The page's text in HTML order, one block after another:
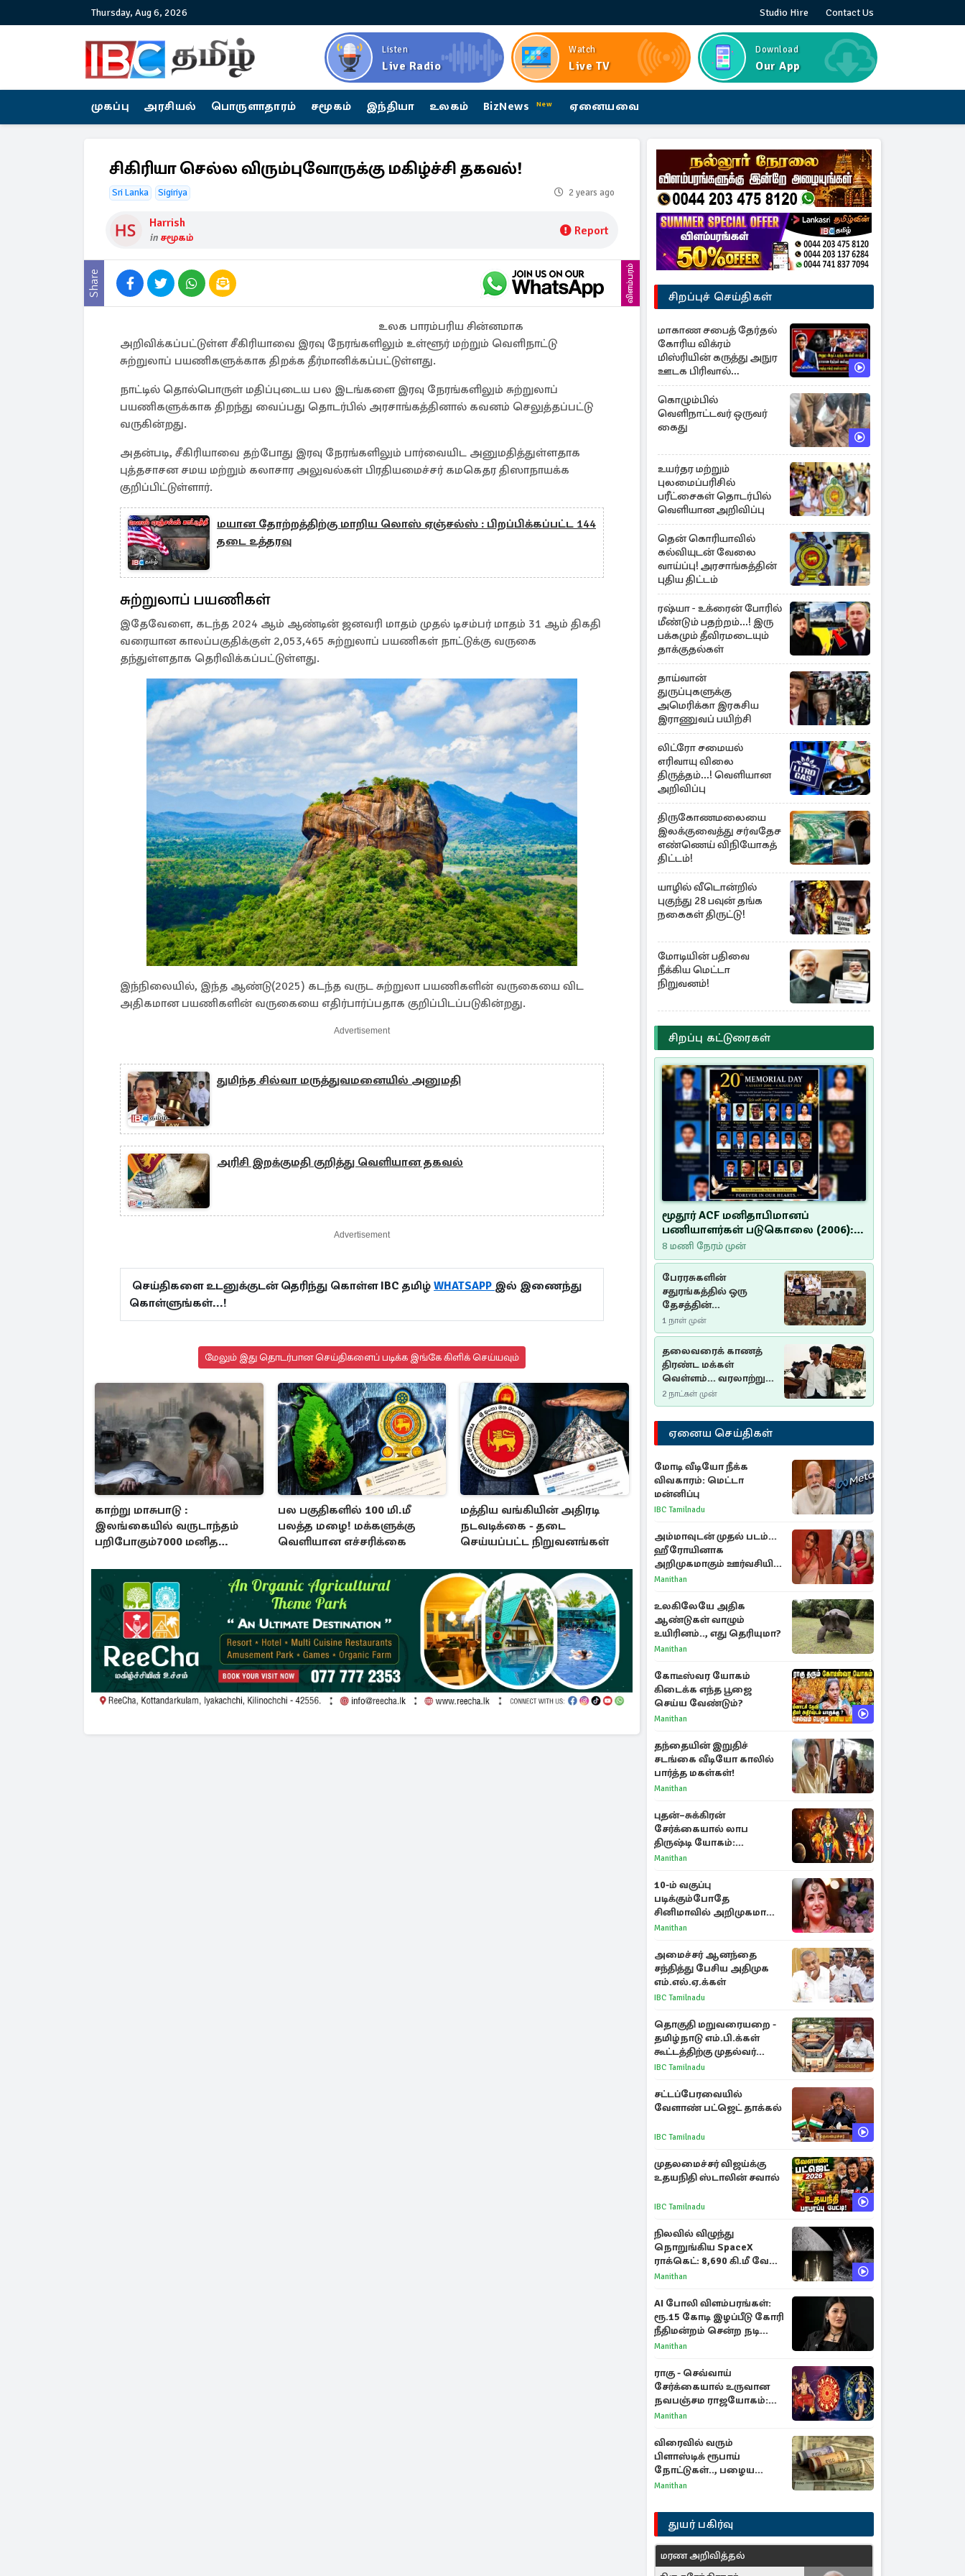
Thursday, Aug 6, 2026 Studio Hire Contact Us
Listen
Live Radio
Watch
Live TV
Download
Our App
முகப்பு அரசியல் பொருளாதாரம் சமூகம் இந்தியா உலகம் BizNews New ஏனையவை
சிகிரியா செல்ல விரும்புவோருக்கு மகிழ்ச்சி தகவல்!
Sri Lanka Sigiriya 2 years ago
Harrish
in சமூகம் Report
Share விளம்பரம்
உலக பாரம்பரிய சின்னமாக
அறிவிக்கப்பட்டுள்ள சீகிரியாவை இரவு நேரங்களிலும் உள்ளூர் மற்றும் வெளிநாட்டு
சுற்றுலாப் பயணிகளுக்காக திறக்க தீர்மானிக்கப்பட்டுள்ளது.
நாட்டில் தொல்பொருள் மதிப்புடைய பல இடங்களை இரவு நேரங்களிலும் சுற்றுலாப்
பயணிகளுக்காக திறந்து வைப்பது தொடர்பில் அரசாங்கத்தினால் கவனம் செலுத்தப்பட்டு
வருகின்றது.
அதன்படி, சீகிரியாவை தற்போது இரவு நேரங்களிலும் பார்வையிட அனுமதித்துள்ளதாக
புத்தசாசன சமய மற்றும் கலாசார அலுவல்கள் பிரதியமைச்சர் கமகெதர திஸாநாயக்க
குறிப்பிட்டுள்ளார்.
மயான தோற்றத்திற்கு மாறிய லொஸ் ஏஞ்சல்ஸ் : பிறப்பிக்கப்பட்ட 144
தடை உத்தரவு
சுற்றுலாப் பயணிகள்
இதேவேளை, கடந்த 2024 ஆம் ஆண்டின் ஜனவரி மாதம் முதல் டிசம்பர் மாதம் 31 ஆம் திகதி
வரையான காலப்பகுதிக்குள் 2,053,465 சுற்றுலாப் பயணிகள் நாட்டுக்கு வருகை
தந்துள்ளதாக தெரிவிக்கப்பட்டுள்ளது.
இந்நிலையில், இந்த ஆண்டு(2025) கடந்த வருட சுற்றுலா பயணிகளின் வருகையை விட
அதிகமான பயணிகளின் வருகையை எதிர்பார்ப்பதாக குறிப்பிடப்படுகின்றது.
Advertisement
துமிந்த சில்வா மருத்துவமனையில் அனுமதி
அரிசி இறக்குமதி குறித்து வெளியான தகவல்
Advertisement
செய்திகளை உடனுக்குடன் தெரிந்து கொள்ள IBC தமிழ் WHATSAPP இல் இணைந்து
கொள்ளுங்கள்...!
மேலும் இது தொடர்பான செய்திகளைப் படிக்க இங்கே கிளிக் செய்யவும்
காற்று மாசுபாடு :
இலங்கையில் வருடாந்தம்
பறிபோகும்7000 மனித
பல பகுதிகளில் 100 மி.மீ
பலத்த மழை! மக்களுக்கு
வெளியான எச்சரிக்கை
மத்திய வங்கியின் அதிரடி
நடவடிக்கை - தடை
செய்யப்பட்ட நிறுவனங்கள்
சிறப்புச் செய்திகள்
மாகாண சபைத் தேர்தல்
கோரிய விக்ரம்
மிஸ்ரியின் கருத்து அநுர
ஊடக பிரிவால்
அமுக்கப்பட்டது ஏன்...!
கொழும்பில்
வெளிநாட்டவர் ஒருவர்
கைது
உயர்தர மற்றும்
புலமைப்பரிசில்
பரீட்சைகள் தொடர்பில்
வெளியான அறிவிப்பு
தென் கொரியாவில்
கல்வியுடன் வேலை
வாய்ப்பு! அரசாங்கத்தின்
புதிய திட்டம்
ரஷ்யா - உக்ரைன் போரில்
மீண்டும் பதற்றம்...! இரு
பக்கமும் தீவிரமடையும்
தாக்குதல்கள்
தாய்வான்
துருப்புகளுக்கு
அமெரிக்கா இரகசிய
இராணுவப் பயிற்சி
லிட்ரோ சமையல்
எரிவாயு விலை
திருத்தம்...! வெளியான
அறிவிப்பு
திருகோணமலையை
இலக்குவைத்து சர்வதேச
எண்ணெய் விநியோகத்
திட்டம்!
யாழில் வீடொன்றில்
புகுந்து 28 பவுன் தங்க
நகைகள் திருட்டு!
மோடியின் பதிவை
நீக்கிய மெட்டா
நிறுவனம்!
சிறப்பு கட்டுரைகள்
மூதூர் ACF மனிதாபிமானப்
பணியாளர்கள் படுகொலை (2006):
20 ஆண்டுகளாகியும் நீதி
மறுக்கப்பட்ட மனிதாபிமானப்
பேரவலம்
8 மணி நேரம் முன்
பேரரசுகளின்
சதுரங்கத்தில் ஒரு
தேசத்தின்
தீர்க்கதரிசனம் :
சுதுமலை பிரகடனம்
ஒரு வரலாற்றுப் பாடம்
1 நாள் முன்
தலைவரைக் காணத்
திரண்ட மக்கள்
வெள்ளம்... வரலாற்றுச்
சிறப்புமிக்க சுதுமலைப்
பிரகடனம்…
2 நாட்கள் முன்
ஏனைய செய்திகள்
மோடி வீடியோ நீக்க
விவகாரம்: மெட்டா
மன்னிப்பு
IBC Tamilnadu
அம்மாவுடன் முதல் படம்...
ஹீரோயினாக
அறிமுகமாகும் ஊர்வசியின்
மகள் தேஜலட்சுமி!
Manithan
உலகிலேயே அதிக
ஆண்டுகள் வாழும்
உயிரினம்.., எது தெரியுமா?
Manithan
கோடீஸ்வர யோகம்
கிடைக்க எந்த பூஜை
செய்ய வேண்டும்?
Manithan
தந்தையின் இறுதிச்
சடங்கை வீடியோ காலில்
பார்த்த மகள்கள்!
Manithan
புதன்–சுக்கிரன்
சேர்க்கையால் லாப
திருஷ்டி யோகம்:
அதிர்ஷ்டம் பெறும் டாப் 3
Manithan
10-ம் வகுப்பு
படிக்கும்போதே
சினிமாவில் அறிமுகமான
த்ரிஷா! உண்மையை
காந்தி
Manithan
அமைச்சர் ஆனந்தை
சந்தித்து பேசிய அதிமுக
எம்.எல்.ஏ.க்கள்
IBC Tamilnadu
தொகுதி மறுவரையறை -
தமிழ்நாடு எம்.பி.க்கள்
கூட்டத்திற்கு முதல்வர்
விஜய் அழைப்பு
IBC Tamilnadu
சட்டப்பேரவையில்
வேளாண் பட்ஜெட் தாக்கல்
IBC Tamilnadu
முதலமைச்சர் விஜய்க்கு
உதயநிதி ஸ்டாலின் சவால்
IBC Tamilnadu
நிலவில் விழுந்து
நொறுங்கிய SpaceX
ராக்கெட்: 8,690 கி.மீ வேக
மோதலால் உருவான புதிய
Manithan
AI போலி விளம்பரங்கள்:
ரூ.15 கோடி இழப்பீடு கோரி
நீதிமன்றம் சென்ற நடிகை
ஸ்ருதி ஹாசன்!
Manithan
ராகு - செவ்வாய்
சேர்க்கையால் உருவான
நவபஞ்சம ராஜயோகம்:
அதிர்ஷ்டம் பெறும் 3
Manithan
விரைவில் வரும்
பிளாஸ்டிக் ரூபாய்
நோட்டுகள்.., பழைய
காகித நோட்டுகள்
Manithan
துயர் பகிர்வு
மரண அறிவித்தல்